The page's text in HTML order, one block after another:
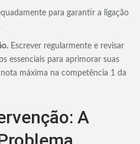
para garantir a ligação
Escrever regularmente e revisar
essenciais para aprimorar suas
máxima na competência 1 da
A